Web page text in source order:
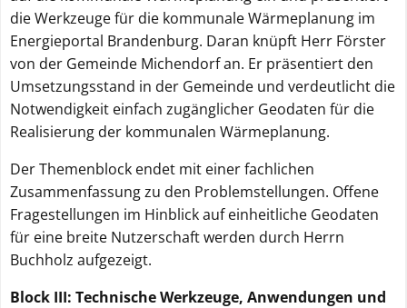
die Werkzeuge für die kommunale Wärmeplanung im
Energieportal Brandenburg. Daran knüpft Herr Förster
von der Gemeinde Michendorf an. Er präsentiert den
Umsetzungsstand in der Gemeinde und verdeutlicht die
Notwendigkeit einfach zugänglicher Geodaten für die
Realisierung der kommunalen Wärmeplanung.
Der Themenblock endet mit einer fachlichen
Zusammenfassung zu den Problemstellungen. Offene
Fragestellungen im Hinblick auf einheitliche Geodaten
für eine breite Nutzerschaft werden durch Herrn
Buchholz aufgezeigt.
Block III: Technische Werkzeuge, Anwendungen und